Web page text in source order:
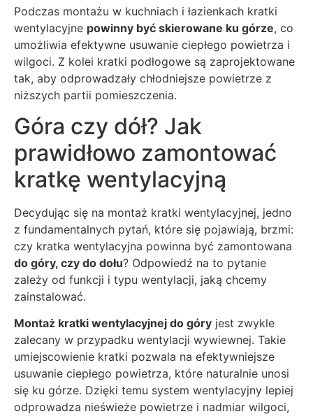
Podczas montażu w kuchniach i łazienkach kratki
wentylacyjne powinny być skierowane ku górze, co
umożliwia efektywne usuwanie ciepłego powietrza i
wilgoci. Z kolei kratki podłogowe są zaprojektowane
tak, aby odprowadzały chłodniejsze powietrze z
niższych partii pomieszczenia.
Góra czy dół? Jak
prawidłowo zamontować
kratkę wentylacyjną
Decydując się na montaż kratki wentylacyjnej, jedno
z fundamentalnych pytań, które się pojawiają, brzmi:
czy kratka wentylacyjna powinna być zamontowana
do góry, czy do dołu? Odpowiedź na to pytanie
zależy od funkcji i typu wentylacji, jaką chcemy
zainstalować.
Montaż kratki wentylacyjnej do góry jest zwykle
zalecany w przypadku wentylacji wywiewnej. Takie
umiejscowienie kratki pozwala na efektywniejsze
usuwanie ciepłego powietrza, które naturalnie unosi
się ku górze. Dzięki temu system wentylacyjny lepiej
odprowadza nieświeże powietrze i nadmiar wilgoci,